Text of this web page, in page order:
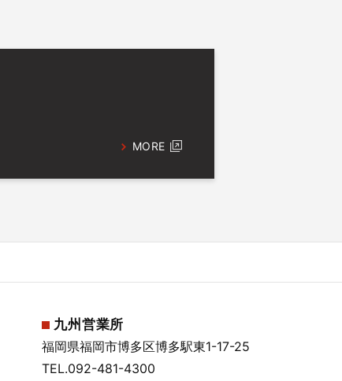
MORE
九州営業所
福岡県福岡市博多区博多駅東1-17-25
TEL.092-481-4300